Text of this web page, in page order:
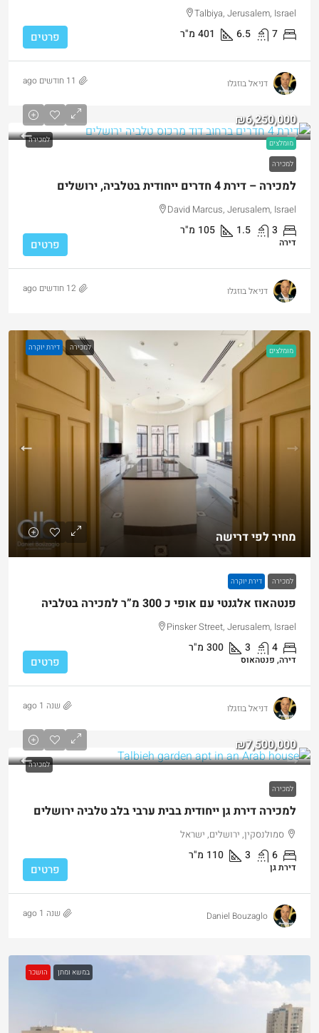
Talbiya, Jerusalem, Israel
7
6.5
401 מ"ר פרטים
דניאל בוזגלו 11 חודשים ago
מומלצים למכירה
₪6,250,000
למכירה
למכירה – דירת 4 חדרים ייחודית בטלביה, ירושלים
David Marcus, Jerusalem, Israel
3
1.5
105 מ"ר
דירה פרטים
דניאל בוזגלו 12 חודשים ago
מומלצים למכירה דירת יוקרה
מחיר לפי דרישה
למכירה דירת יוקרה
פנטהאוז אלגנטי עם אופי כ 300 מ”ר למכירה בטלביה
Pinsker Street, Jerusalem, Israel
4
3
300 מ"ר
דירה, פנטהאוס פרטים
דניאל בוזגלו שנה 1 ago
למכירה
₪7,500,000
למכירה
למכירה דירת גן ייחודית בבית ערבי בלב טלביה ירושלים
סמולנסקין, ירושלים, ישראל
6
3
110 מ"ר
דירת גן פרטים
Daniel Bouzaglo שנה 1 ago
במשא ומתן הושכר